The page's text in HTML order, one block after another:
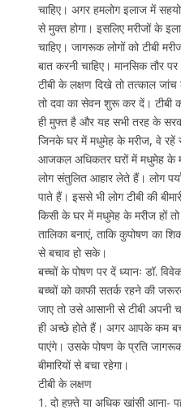
चाहिए। अगर हमलोग इलाज में
से मुक्त होगा। इसलिए मरीजों के
चाहिए। जागरूक लोगों को टीबी
बात करनी चाहिए। मानसिक तौर
टीबी के लक्षण दिखे तो तत्काल जांच
तो दवा का सेवन शुरू कर दें। टीबी
ही मुफ्त है और यह सभी तरह के
जिनके घर में मधुमेह के मरीज, वे रहें
आजकल अधिकतर घरों में मधुमेह के
लोग संतुलित आहार लेते हैं। लोग
पाते हैं। इससे भी लोग टीबी की
किसी के घर में मधुमेह के मरीज हों
तालिका बनाएं, ताकि कुपोषण का
से बचाव हो सके।
बच्चों के पोषण पर दें ध्यानः डॉ.
बच्चों को काफी सतर्क रहने की
जाए तो उसे आसानी से टीबी
ही अच्छे होते हैं। अगर आपके कम
पाएंगे। उसके पोषण के प्रति
बीमारियों से बचा रहेगा।
टीबी के लक्षण
1. दो हफ़्ते या अधिक खांसी आना-